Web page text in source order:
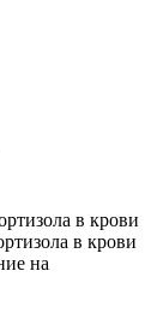
в крови
в крови
на